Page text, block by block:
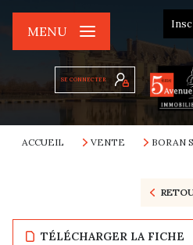
SE CONNECTER
MENU
ACCUEIL VENTE BORAN
TÉLÉCHARGER LA FICHE